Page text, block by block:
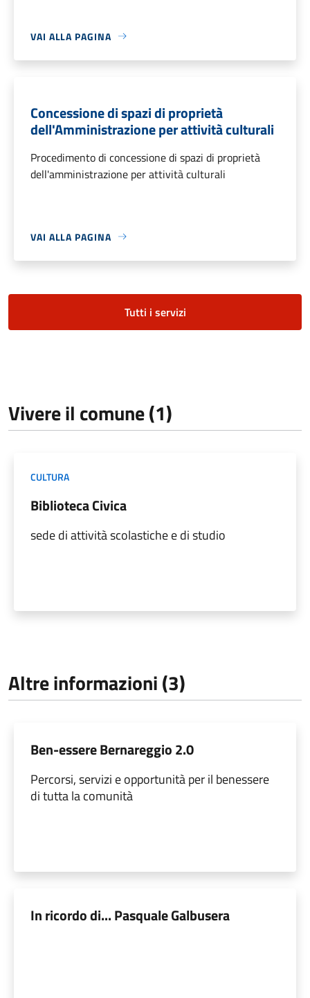
VAI ALLA PAGINA
Concessione di spazi di proprietà
dell'Amministrazione per attività culturali
Procedimento di concessione di spazi di proprietà
dell'amministrazione per attività culturali
VAI ALLA PAGINA
Tutti i servizi
Vivere il comune (1)
CULTURA
Biblioteca Civica
sede di attività scolastiche e di studio
Altre informazioni (3)
Ben-essere Bernareggio 2.0
Percorsi, servizi e opportunità per il benessere
di tutta la comunità
In ricordo di... Pasquale Galbusera